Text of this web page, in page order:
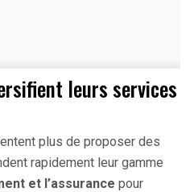
leurs services
plus de proposer des
rapidement leur gamme
et l’assurance pour